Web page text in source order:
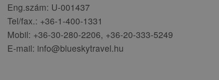
Eng.szám: U-001437
Tel/fax.: +36-1-400-1331
Mobil: +36-30-280-2206, +36-20-333-5249
E-mail: info@blueskytravel.hu